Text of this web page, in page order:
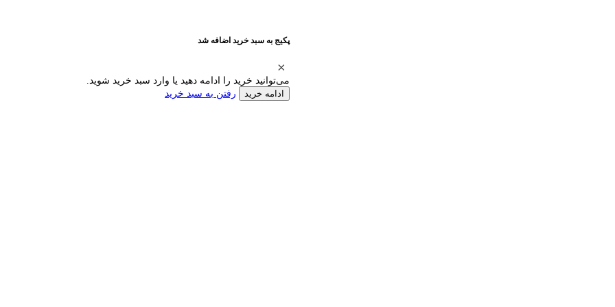
پکیج به سبد خرید اضافه شد
می‌توانید خرید را ادامه دهید یا وارد سبد خرید شوید.
ادامه خرید رفتن به سبد خرید